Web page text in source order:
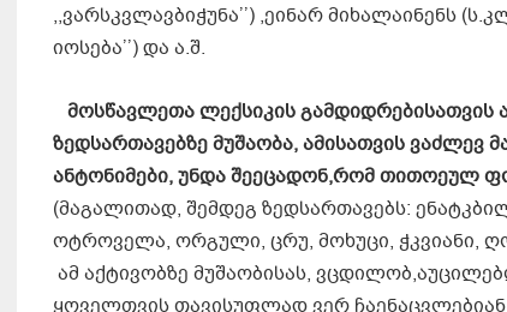
,,ვარსკვლავბიჭუნა’’) ,ეინარ მიხალაინენს
იოსება’’) და ა.შ.
მოსწავლეთა ლექსიკის გამდიდრებისათვის
ზედსართავებზე მუშაობა, ამისათვის ვაძლევ
ანტონიმები, უნდა შეეცადონ,რომ თითოეულ
(მაგალითად, შემდეგ ზედსართავებს:
ოტროველა, ორგული, ცრუ, მოხუცი, ჭკვიანი,
ამ აქტივობზე მუშაობისას,
ყოველთვის თავისუფლად ვერ ჩაენაცვლებიან